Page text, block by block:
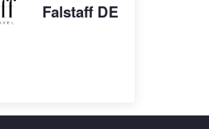
Falstaff DE